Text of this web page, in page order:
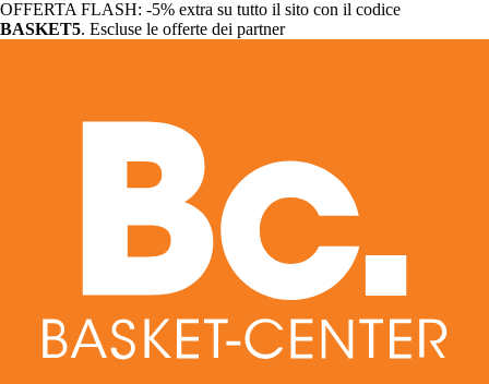
OFFERTA FLASH: -5% extra su tutto il sito con il codice
BASKET5. Escluse le offerte dei partner